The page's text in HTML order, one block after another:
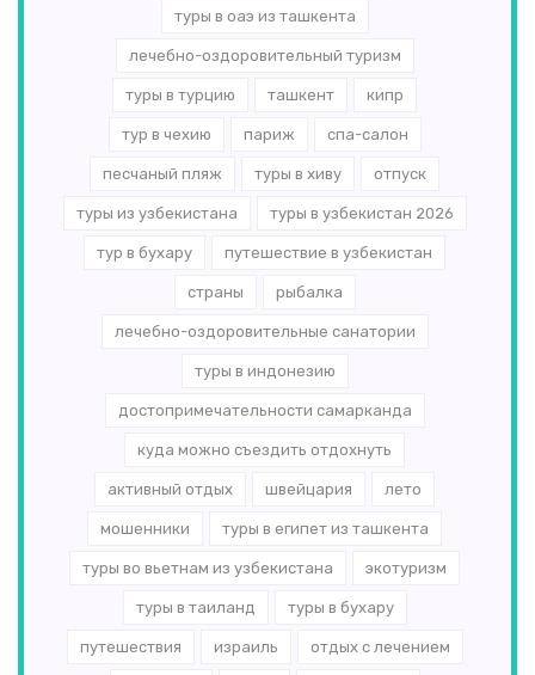
туры в оаэ из ташкента
лечебно-оздоровительный туризм
туры в турцию ташкент кипр
тур в чехию париж спа-салон
песчаный пляж туры в хиву отпуск
туры из узбекистана туры в узбекистан 2026
тур в бухару путешествие в узбекистан
страны рыбалка
лечебно-оздоровительные санатории
туры в индонезию
достопримечательности самарканда
куда можно съездить отдохнуть
активный отдых швейцария лето
мошенники туры в египет из ташкента
туры во вьетнам из узбекистана экотуризм
туры в таиланд туры в бухару
путешествия израиль отдых с лечением